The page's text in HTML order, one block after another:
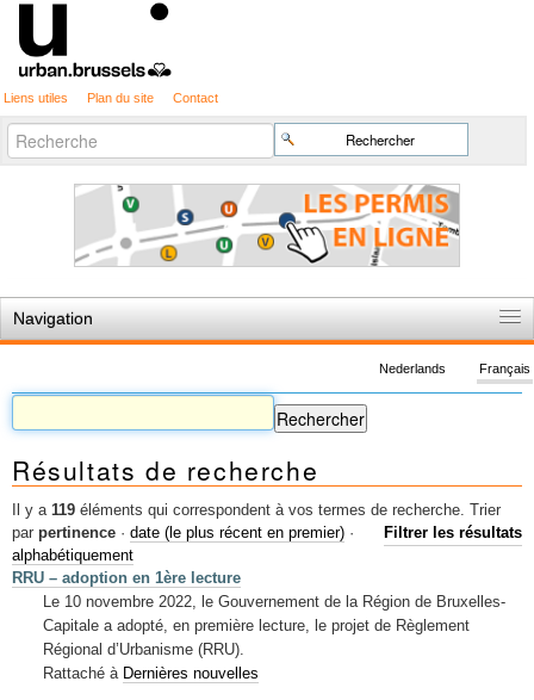
Liens utiles Plan du site Contact
Chercher par
Recherche
avancée…
Navigation
Règles du jeu
Permis d'urbanisme
Cartographie
Etudes et publications
Mots-clés
Renseignements urbanistiques
Français
Nederlands
Résultats de recherche
Il y a 119 éléments qui correspondent à vos termes de recherche.
Filtrer les résultats
Trier
par pertinence · date (le plus récent en premier) ·
alphabétiquement
RRU – adoption en 1ère lecture
Le 10 novembre 2022, le Gouvernement de la Région de Bruxelles-
Capitale a adopté, en première lecture, le projet de Règlement
Régional d’Urbanisme (RRU).
Rattaché à Dernières nouvelles